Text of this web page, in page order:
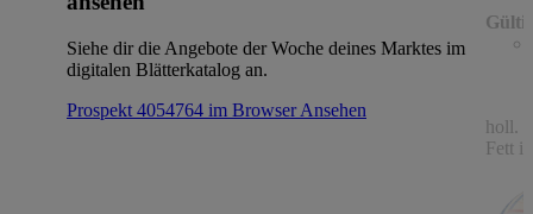
Siehe dir die Angebote der Woche deines Marktes im
digitalen Blätterkatalog an.
Prospekt 4054764 im BrowserAnsehen
holl.
Fett